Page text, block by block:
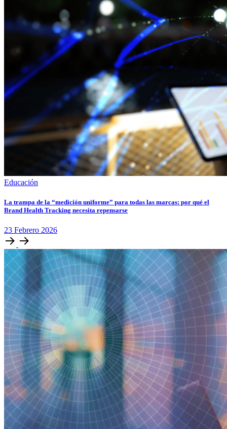
Educación
La trampa de la “medición uniforme” para todas las marcas: por qué el
Brand Health Tracking necesita repensarse
23 Febrero 2026